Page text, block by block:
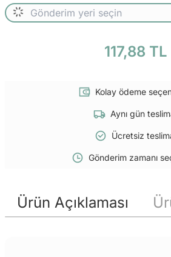
117,88 TL
Kolay ödeme
Aynı gün
Ücretsiz
Gönderim zamanı
Ürün Açıklaması